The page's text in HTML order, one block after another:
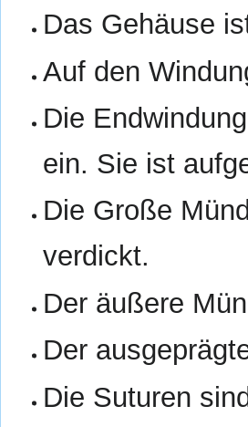
Das Gehäuse
Auf den
Die
ein. Sie ist
Die Große
verdickt.
Der äußere
Der
Die Suturen